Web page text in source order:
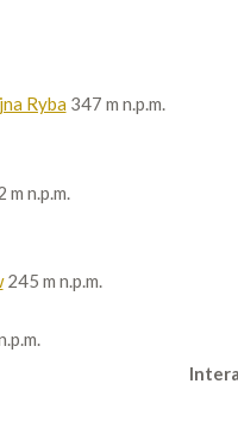
Ryba347 m n.p.m.
n.p.m.
245 m n.p.m.